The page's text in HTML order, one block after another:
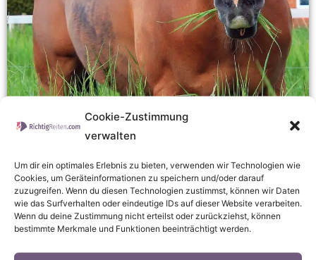
Cookie-Zustimmung
verwalten
Um dir ein optimales Erlebnis zu bieten, verwenden wir Technologien wie
Cookies, um Geräteinformationen zu speichern und/oder darauf
zuzugreifen. Wenn du diesen Technologien zustimmst, können wir Daten
wie das Surfverhalten oder eindeutige IDs auf dieser Website verarbeiten.
Wenn du deine Zustimmung nicht erteilst oder zurückziehst, können
bestimmte Merkmale und Funktionen beeinträchtigt werden.
Wurmkur Pferd im Frühjahr: So geht
richtiges Entwurmen
Die Entwurmung von Pferden im Frühjahr ist ein wichtiger
Bestandteil der Gesundheitsvorsorge. Es ist wichtig, die
richtige Wurmkur und die richtige Zeit zu wählen, um
Weiterlesen »